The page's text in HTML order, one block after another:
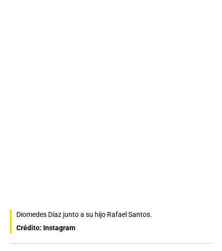
Diomedes Díaz junto a su hijo Rafael Santos.
Crédito: Instagram